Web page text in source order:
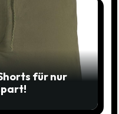
für nur